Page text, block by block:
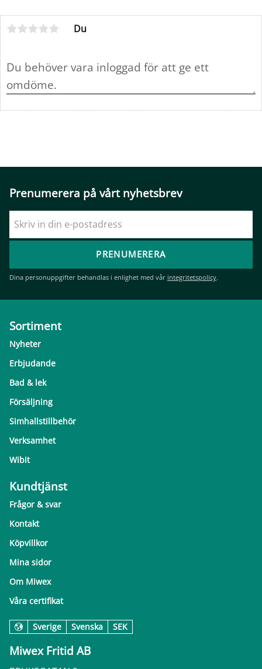
Du
Prenumerera på vårt nyhetsbrev
PRENUMERERA
Dina personuppgifter behandlas i enlighet med vår integritetspolicy.
Sortiment
Nyheter
Erbjudande
Bad & lek
Försäljning
Simhallstillbehör
Verksamhet
Wibit
Kundtjänst
Frågor & svar
Kontakt
Köpvillkor
Mina sidor
Om Miwex
Våra certifikat
Sverige Svenska SEK
Miwex Fritid AB